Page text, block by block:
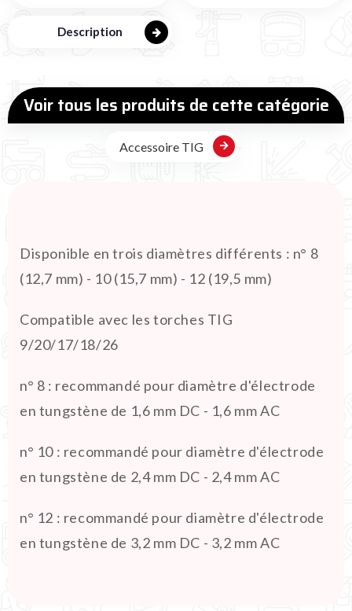
Description
Voir tous les produits de cette catégorie
Accessoire TIG
Disponible en trois diamètres différents : n° 8
(12,7 mm) - 10 (15,7 mm) - 12 (19,5 mm)
Compatible avec les torches TIG
9/20/17/18/26
n° 8 : recommandé pour diamètre d'électrode
en tungstène de 1,6 mm DC - 1,6 mm AC
n° 10 : recommandé pour diamètre d'électrode
en tungstène de 2,4 mm DC - 2,4 mm AC
n° 12 : recommandé pour diamètre d'électrode
en tungstène de 3,2 mm DC - 3,2 mm AC